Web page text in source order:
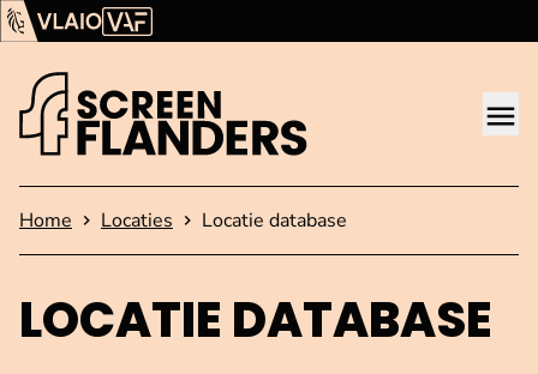
Ga verder naar de inhoud
Vlaams Audiovisueel Fonds (VAF)
Startpagina
Home Locaties Locatie database
LOCATIE DATABASE